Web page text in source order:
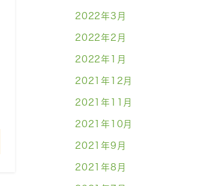
2022年3月
2022年2月
2022年1月
2021年12月
2021年11月
2021年10月
2021年9月
2021年8月